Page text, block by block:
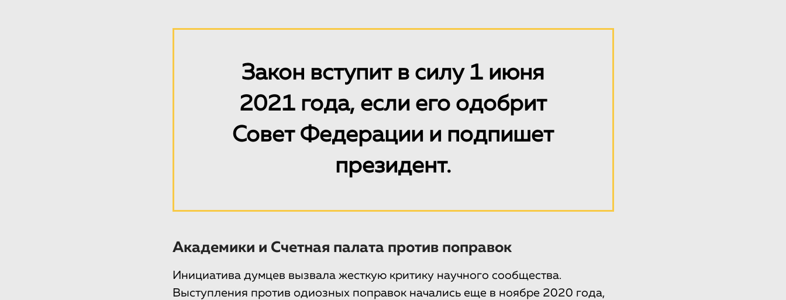
Закон вступит в силу 1 июня
2021 года, если его одобрит
Совет Федерации и подпишет
президент.
Академики и Счетная палата против поправок
Инициатива думцев вызвала жесткую критику научного сообщества.
Выступления против одиозных поправок начались еще в ноябре 2020 года,